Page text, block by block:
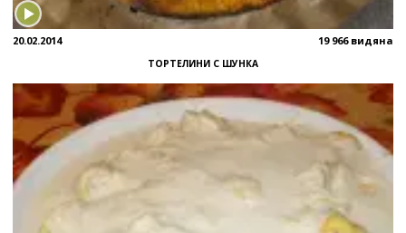
20.02.2014 19 966 видяна
ТОРТЕЛИНИ С ШУНКА